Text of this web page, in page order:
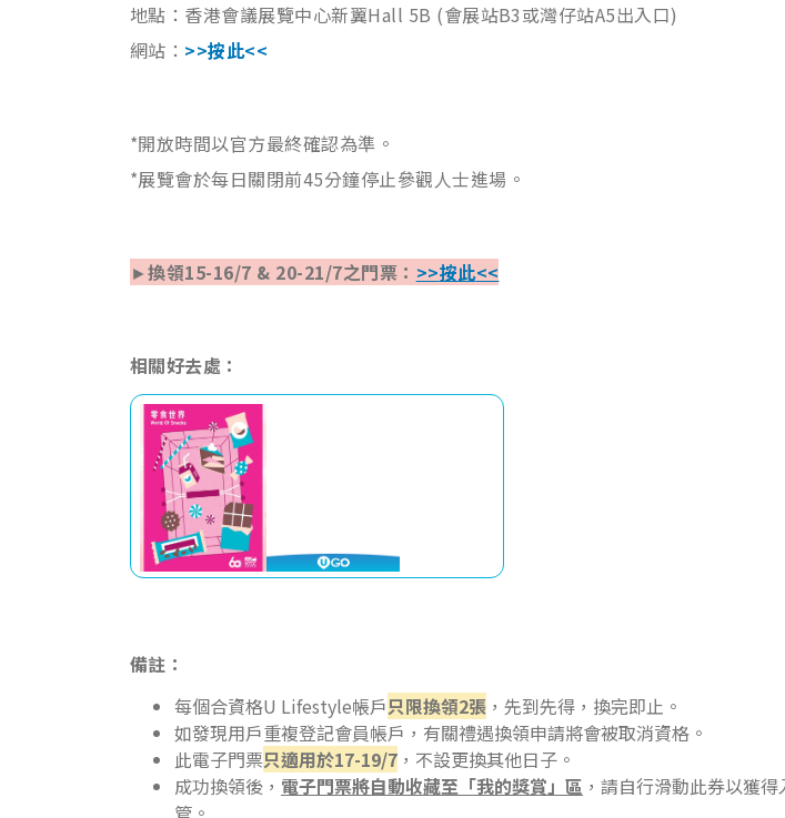
地點：香港會議展覽中心新翼Hall 5B (會展站B3或灣仔站A5出入口)
網站： >>按此<<
*開放時間以官方最終確認為準。
*展覽會於每日關閉前45分鐘停止參觀人士進場。
►換領15-16/7 & 20-21/7之門票： >>按此<<
相關好去處：
備註：
每個合資格U Lifestyle帳戶只限換領2張 ，先到先得，換完即止。
如發現用戶重複登記會員帳戶，有關禮遇換領申請將會被取消資格。
此電子門票只適用於17-19/7 ，不設更換其他日子。
成功換領後， 電子門票將自動收藏至「我的獎賞」區 ，請自行滑動此券以獲
管。